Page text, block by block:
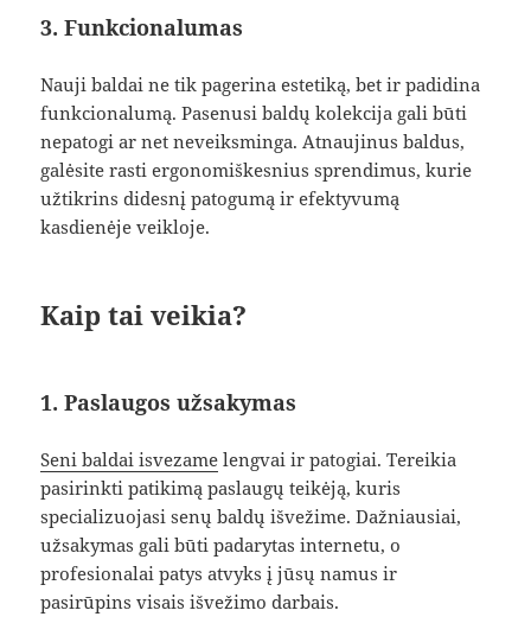
3. Funkcionalumas
Nauji baldai ne tik pagerina estetiką, bet ir padidina
funkcionalumą. Pasenusi baldų kolekcija gali būti
nepatogi ar net neveiksminga. Atnaujinus baldus,
galėsite rasti ergonomiškesnius sprendimus, kurie
užtikrins didesnį patogumą ir efektyvumą
kasdienėje veikloje.
Kaip tai veikia?
1. Paslaugos užsakymas
Seni baldai isvezame lengvai ir patogiai. Tereikia
pasirinkti patikimą paslaugų teikėją, kuris
specializuojasi senų baldų išvežime. Dažniausiai,
užsakymas gali būti padarytas internetu, o
profesionalai patys atvyks į jūsų namus ir
pasirūpins visais išvežimo darbais.